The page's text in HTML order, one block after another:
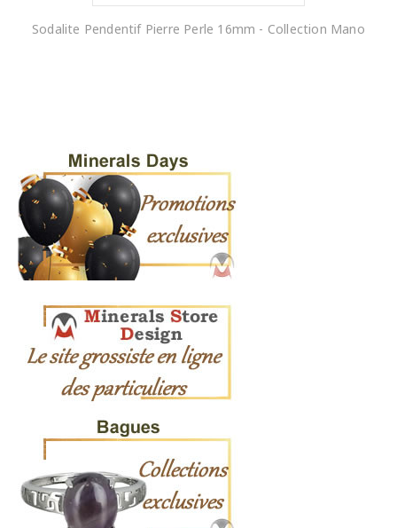
Sodalite Pendentif Pierre Perle 16mm - Collection Mano